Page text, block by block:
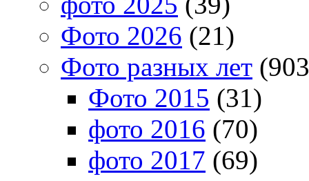
Фото 2026 (21)
Фото разных лет
Фото 2015 (31)
фото 2016 (70)
фото 2017 (69)